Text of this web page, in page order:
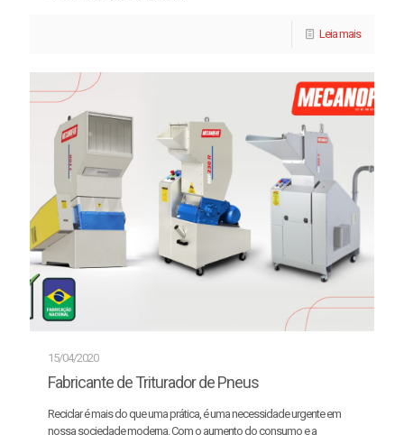
Leia mais
15/04/2020
Fabricante de Triturador de Pneus
Reciclar é mais do que uma prática, é uma necessidade urgente em
nossa sociedade moderna. Com o aumento do consumo e a